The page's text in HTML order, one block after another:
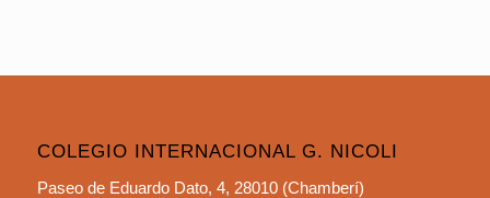
COLEGIO INTERNACIONAL G. NICOLI
Paseo de Eduardo Dato, 4, 28010 (Chamberí)